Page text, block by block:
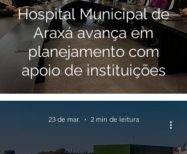
Hospital Municipal de
Araxá avança em
planejamento com
apoio de instituições
23 de mar. 2 min de leitura